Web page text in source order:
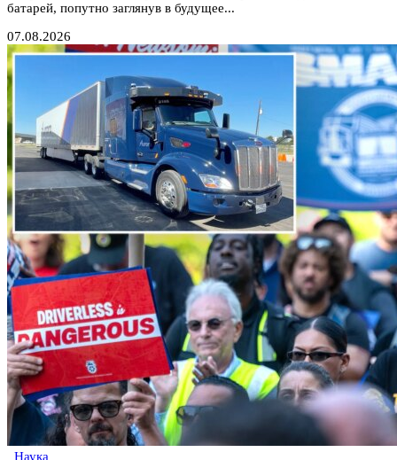
батарей, попутно заглянув в будущее...
07.08.2026
Наука